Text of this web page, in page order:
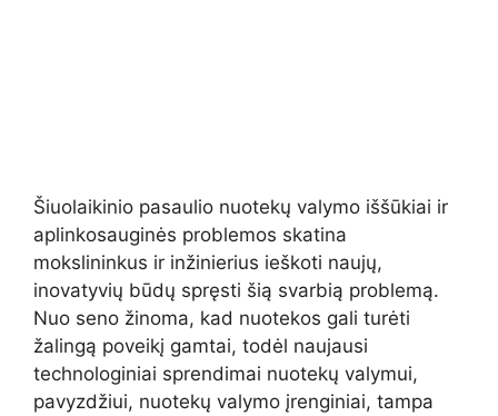
Šiuolaikinio pasaulio nuotekų valymo iššūkiai ir
aplinkosauginės problemos skatina
mokslininkus ir inžinierius ieškoti naujų,
inovatyvių būdų spręsti šią svarbią problemą.
Nuo seno žinoma, kad nuotekos gali turėti
žalingą poveikį gamtai, todėl naujausi
technologiniai sprendimai nuotekų valymui,
pavyzdžiui, nuotekų valymo įrenginiai, tampa